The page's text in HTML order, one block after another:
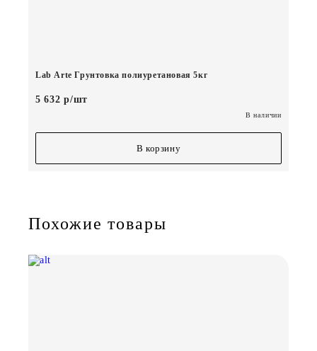
Lab Arte Грунтовка полиуретановая 5кг
5 632 р/шт
В наличии
В корзину
Похожие товары